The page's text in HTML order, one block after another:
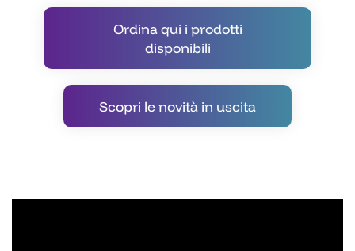
Ordina qui i prodotti
disponibili
Scopri le novità in uscita